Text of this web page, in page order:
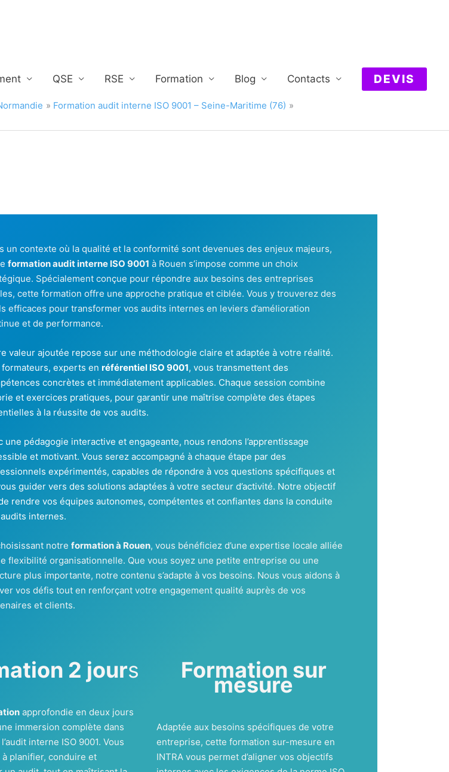
QSE RSE Formation Blog Contacts DEVIS
Formation audit interne ISO 9001 – Seine-Maritime (76)
un contexte où la qualité et la conformité sont devenues des enjeux majeurs,
formation audit interne ISO 9001 à Rouen s’impose comme un choix
Spécialement conçue pour répondre aux besoins des entreprises
cette formation offre une approche pratique et ciblée. Vous y trouverez des
efficaces pour transformer vos audits internes en leviers d’amélioration
et de performance.
valeur ajoutée repose sur une méthodologie claire et adaptée à votre réalité.
formateurs, experts enréférentiel ISO 9001, vous transmettent des
concrètes et immédiatement applicables. Chaque session combine
et exercices pratiques, pour garantir une maîtrise complète des étapes
à la réussite de vos audits.
une pédagogie interactive et engageante, nous rendons l’apprentissage
et motivant. Vous serez accompagné à chaque étape par des
expérimentés, capables de répondre à vos questions spécifiques et
guider vers des solutions adaptées à votre secteur d’activité. Notre objectif
rendre vos équipes autonomes, compétentes et confiantes dans la conduite
internes.
notreformation à Rouen, vous bénéficiez d’une expertise locale alliée
flexibilité organisationnelle. Que vous soyez une petite entreprise ou une
plus importante, notre contenu s’adapte à vos besoins. Nous vous aidons à
vos défis tout en renforçant votre engagement qualité auprès de vos
et clients.
2 jours
approfondie en deux jours
immersion complète dans
interne ISO 9001. Vous
planifier, conduire et
Formation sur
mesure
Adaptée aux besoins spécifiques de votre
entreprise, cette formation sur-mesure en
INTRA vous permet d’aligner vos objectifs